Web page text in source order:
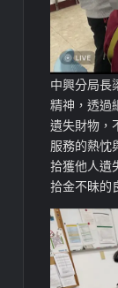
中興分局長
精神，透過
遺失財物，
服務的熱忱
拾獲他人遺
拾金不昧的